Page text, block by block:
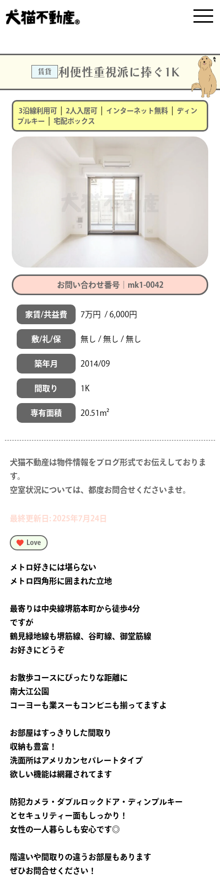
賃貸 利便性重視派に捧ぐ1K
3沿線利用可 2人入居可 インターネット無料
ディン
プルキー
宅配ボックス
お問い合わせ番号｜mk1-0042
家賃/共益費 7万円 / 6,000円
敷/礼/保 無し / 無し / 無し
築年月 2014/09
間取り 1K
専有面積 20.51m²
犬猫不動産は物件情報をブログ形式でお伝えしておりま
す。
空室状況については、都度お問合せくださいませ。
最終更新日: 2025年7月24日
Love
メトロ好きには堪らない
メトロ四角形に囲まれた立地
最寄りは中央線堺筋本町から徒歩4分
ですが
鶴見緑地線も堺筋線、谷町線、御堂筋線
お好きにどうぞ
お散歩コースにぴったりな距離に
南大江公園
コーヨーも業スーもコンビニも揃ってますよ
お部屋はすっきりした間取り
収納も豊富！
洗面所はアメリカンセパレートタイプ
欲しい機能は網羅されてます
防犯カメラ・ダブルロックドア・ディンプルキー
とセキュリティー面もしっかり！
女性の一人暮らしも安心です◎
階違いや間取りの違うお部屋もあります
ぜひお問合せください！